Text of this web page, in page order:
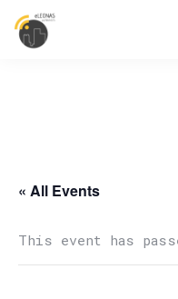
« All Events
This event has